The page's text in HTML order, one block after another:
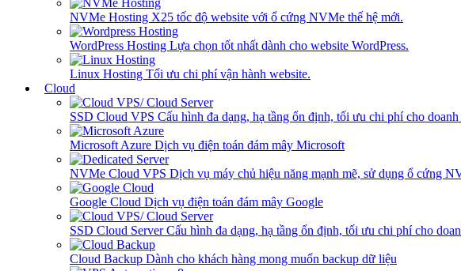
NVMe Hosting X25 tốc độ website với ổ cứng NVMe thế hệ mới.
WordPress Hosting Lựa chọn tốt nhất dành cho website WordPress.
Linux Hosting Tối ưu chi phí vận hành website.
Cloud
SSD Cloud VPS Cấu hình đa dạng, hạ tầng ổn định, tối ưu chi phí cho doanh
Microsoft Azure Dịch vụ điện toán đám mây Microsoft
NVMe Cloud VPS Dịch vụ máy chủ hiệu năng mạnh mẽ, sử dụng ổ cứng
Google Cloud Dịch vụ điện toán đám mây Google
SSD Cloud ServerCấu hình đa dạng, hạ tầng ổn định, tối ưu chi phí cho
Cloud Backup Dành cho khách hàng mong muốn backup dữ liệu